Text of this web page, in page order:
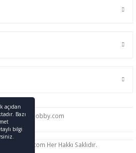
açıdan
Bazı
bilgi
Her Hakkı Saklıdır.